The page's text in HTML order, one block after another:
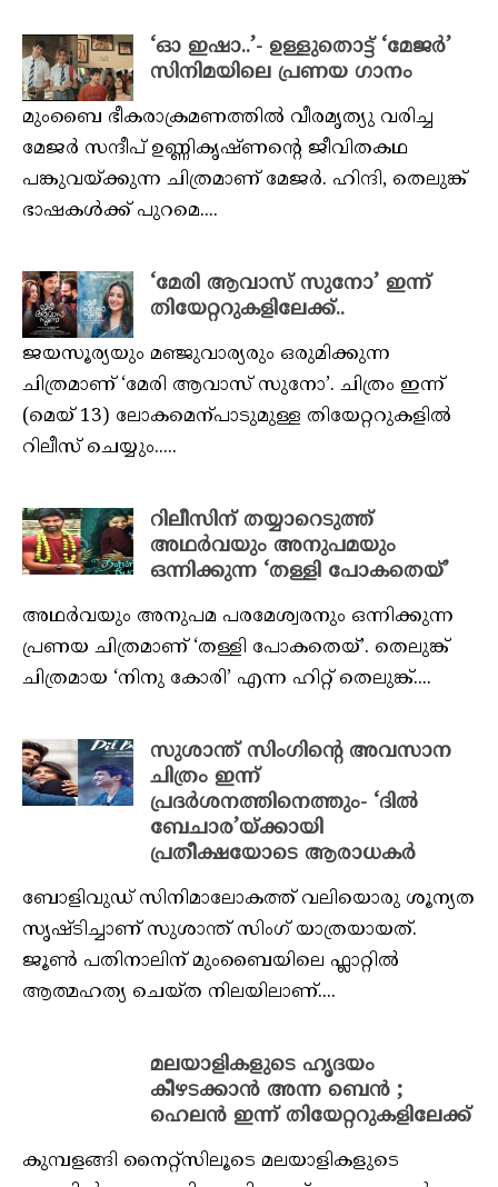
‘ഓ ഇഷാ..’- ഉള്ളുതൊട്ട് ‘മേജർ’
സിനിമയിലെ പ്രണയ ഗാനം
മുംബൈ ഭീകരാക്രമണത്തിൽ വീരമൃത്യു വരിച്ച
മേജർ സന്ദീപ് ഉണ്ണികൃഷ്ണന്റെ ജീവിതകഥ
പങ്കുവയ്ക്കുന്ന ചിത്രമാണ് മേജർ. ഹിന്ദി, തെലുങ്ക്
ഭാഷകൾക്ക് പുറമെ....
‘മേരി ആവാസ് സുനോ’ ഇന്ന്
തിയേറ്ററുകളിലേക്ക്..
ജയസൂര്യയും മഞ്ജുവാര്യരും ഒരുമിക്കുന്ന
ചിത്രമാണ് ‘മേരി ആവാസ് സുനോ’. ചിത്രം ഇന്ന്
(മെയ് 13) ലോകമെന്പാടുമുള്ള തിയേറ്ററുകളിൽ
റിലീസ് ചെയ്യും.....
റിലീസിന് തയ്യാറെടുത്ത്
അഥർവയും അനുപമയും
ഒന്നിക്കുന്ന ‘തള്ളി പോകതെയ്’
അഥർവയും അനുപമ പരമേശ്വരനും ഒന്നിക്കുന്ന
പ്രണയ ചിത്രമാണ് ‘തള്ളി പോകതെയ്’. തെലുങ്ക്
ചിത്രമായ ‘നിനു കോരി’ എന്ന ഹിറ്റ് തെലുങ്ക്....
സുശാന്ത് സിംഗിന്റെ അവസാന
ചിത്രം ഇന്ന്
പ്രദർശനത്തിനെത്തും- ‘ദിൽ
ബേചാര’യ്ക്കായി
പ്രതീക്ഷയോടെ ആരാധകർ
ബോളിവുഡ് സിനിമാലോകത്ത് വലിയൊരു ശൂന്യത
സൃഷ്ടിച്ചാണ് സുശാന്ത് സിംഗ് യാത്രയായത്.
ജൂൺ പതിനാലിന് മുംബൈയിലെ ഫ്ലാറ്റിൽ
ആത്മഹത്യ ചെയ്ത നിലയിലാണ്....
മലയാളികളുടെ ഹൃദയം
കീഴടക്കാൻ അന്ന ബെൻ ;
ഹെലൻ ഇന്ന് തിയേറ്ററുകളിലേക്ക്
കുമ്പളങ്ങി നൈറ്റ്സിലൂടെ മലയാളികളുടെ